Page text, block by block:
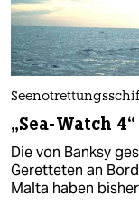
„Sea-Watch
Die von Banksy
Geretteten an
Malta haben